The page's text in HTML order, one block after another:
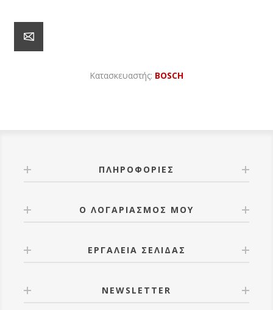
Κατασκευαστής: BOSCH
ΠΛΗΡΟΦΟΡΊΕΣ
Ο ΛΟΓΑΡΙΑΣΜΌΣ ΜΟΥ
ΕΡΓΑΛΕΊΑ ΣΕΛΊΔΑΣ
NEWSLETTER